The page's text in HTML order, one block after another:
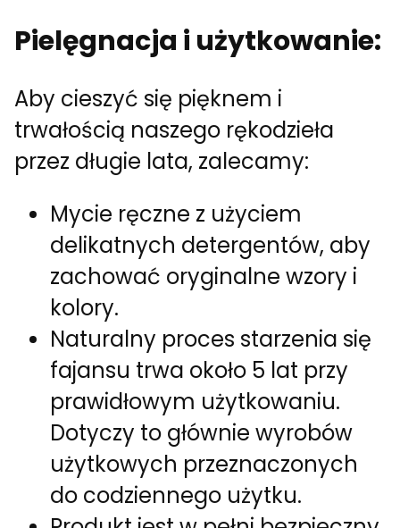
Pielęgnacja i użytkowanie:
Aby cieszyć się pięknem i
trwałością naszego rękodzieła
przez długie lata, zalecamy:
Mycie ręczne z użyciem
delikatnych detergentów, aby
zachować oryginalne wzory i
kolory.
Naturalny proces starzenia się
fajansu trwa około 5 lat przy
prawidłowym użytkowaniu.
Dotyczy to głównie wyrobów
użytkowych przeznaczonych
do codziennego użytku.